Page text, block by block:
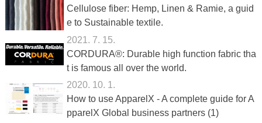
Cellulose fiber: Hemp, Linen & Ramie, a guid
e to Sustainable textile.
2021. 7. 15.
CORDURA®: Durable high function fabric tha
t is famous all over the world.
2020. 10. 1.
How to use ApparelX - A complete guide for A
pparelX Global business partners (1)